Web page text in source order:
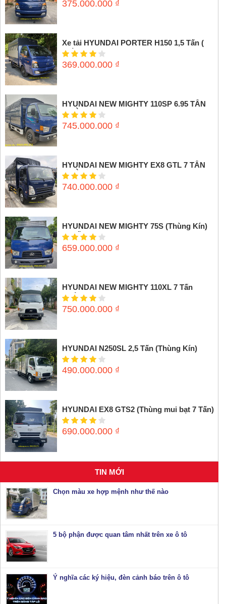
375.000.000 ₫
Xe tải HYUNDAI PORTER H150 1,5 Tấn (
Thùng mui bạt)
369.000.000 ₫
HYUNDAI NEW MIGHTY 110SP 6.95 TẤN
(THÙNG MUI BẠT)
745.000.000 ₫
HYUNDAI NEW MIGHTY EX8 GTL 7 TẤN
(THÙNG MUI BẠT)
740.000.000 ₫
HYUNDAI NEW MIGHTY 75S (Thùng Kín)
3,5 tấn
659.000.000 ₫
HYUNDAI NEW MIGHTY 110XL 7 Tấn
(Thùng mui bạt)
750.000.000 ₫
HYUNDAI N250SL 2,5 Tấn (Thùng Kín)
490.000.000 ₫
HYUNDAI EX8 GTS2 (Thùng mui bạt 7 Tấn)
690.000.000 ₫
TIN MỚI
Chọn màu xe hợp mệnh như thế nào
5 bộ phận được quan tâm nhất trên xe ô tô
Ý nghĩa các ký hiệu, đèn cảnh báo trên ô tô